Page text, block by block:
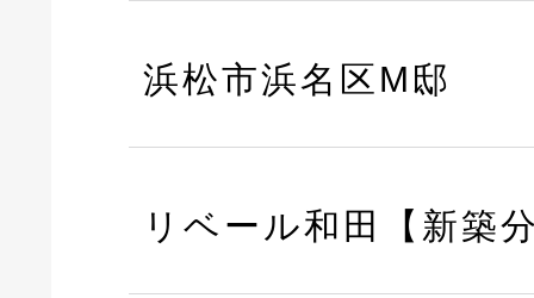
浜松市浜名区M邸
リベール和田【新築